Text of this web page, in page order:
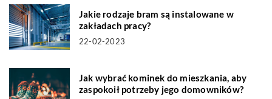
Jakie rodzaje bram są instalowane w
zakładach pracy?
22-02-2023
Jak wybrać kominek do mieszkania, aby
zaspokoił potrzeby jego domowników?